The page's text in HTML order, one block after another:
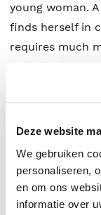
Deze website
We gebruiken
personaliseren,
en om ons
informatie over
young woman.
finds herself in
requires much
collects
Jackson
explores the
Vividly realized
hammer, or to
unsettled,